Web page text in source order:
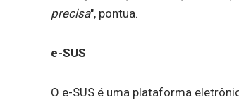
precisa", pontua.
e-SUS
O e-SUS é uma plataforma